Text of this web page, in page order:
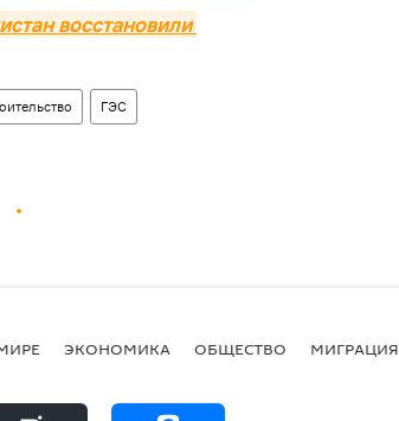
восстановили
ГЭС
ЭКОНОМИКА ОБЩЕСТВО МИГРАЦИЯ